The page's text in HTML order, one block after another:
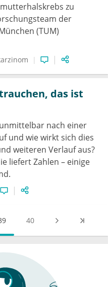
zu
der
(TUM)
das ist
nach einer
und wie wirkt sich dies
weiteren Verlauf aus?
liefert Zahlen – einige
40